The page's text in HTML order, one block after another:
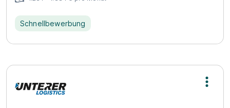
Schnellbewerbung